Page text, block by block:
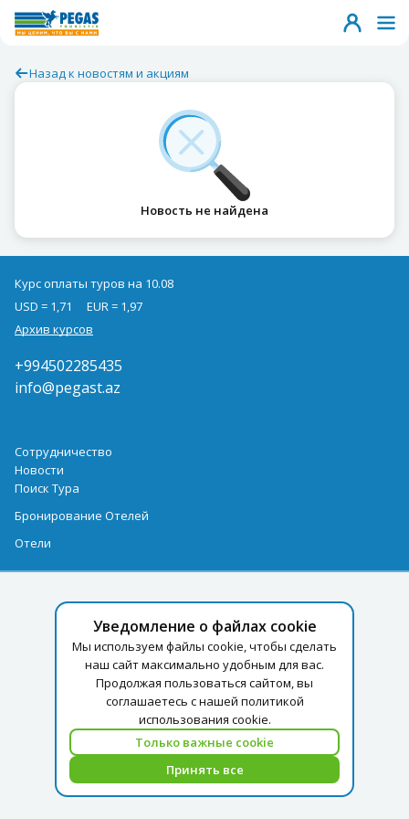
Назад к новостям и акциям
Новость не найдена
Уведомление о файлах cookie
Мы используем файлы cookie, чтобы сделать
наш сайт максимально удобным для вас.
Продолжая пользоваться сайтом, вы
соглашаетесь с нашей политикой
использования cookie.
Только важные cookie
Принять все
Курс оплаты туров на 10.08
USD = 1,71
EUR = 1,97
Архив курсов
+994502285435
info@pegast.az
Сотрудничество
Новости
Поиск Тура
Бронирование Отелей
Отели